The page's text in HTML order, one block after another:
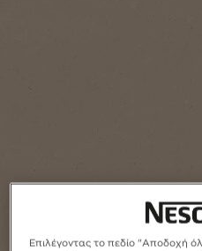
Επιλέγοντας το πεδίο "Αποδοχή